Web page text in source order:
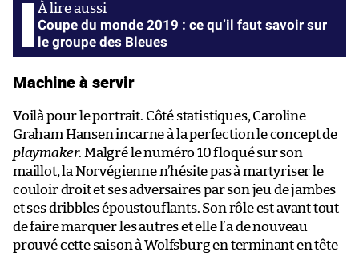
Coupe du monde 2019 : ce qu’il faut savoir sur
le groupe des Bleues
Machine à servir
Voilà pour le portrait. Côté statistiques, Caroline
Graham Hansen incarne à la perfection le concept de
playmaker. Malgré le numéro 10 floqué sur son
maillot, la Norvégienne n’hésite pas à martyriser le
couloir droit et ses adversaires par son jeu de jambes
et ses dribbles époustouflants. Son rôle est avant tout
de faire marquer les autres et elle l’a de nouveau
prouvé cette saison à Wolfsburg en terminant en tête